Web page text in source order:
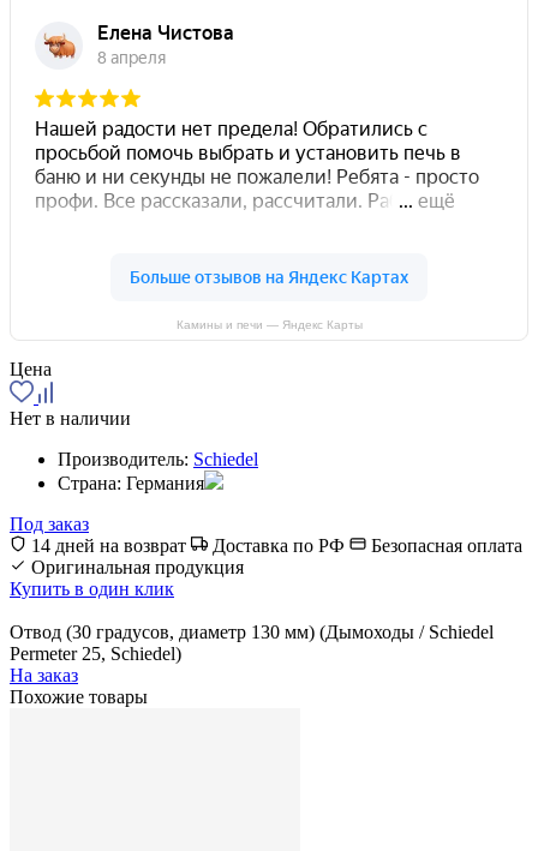
Камины и печи — Яндекс Карты
Цена
Нет в наличии
Производитель: Schiedel
Страна: Германия
Под заказ
14 дней на возврат
Доставка по РФ
Безопасная оплата
Оригинальная продукция
Купить в один клик
Отвод (30 градусов, диаметр 130 мм) (Дымоходы / Schiedel
Permeter 25, Schiedel)
На заказ
Похожие товары